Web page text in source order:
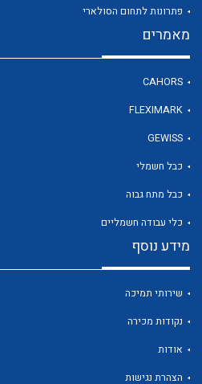
לכל מוצרי היצרן
פתרונות לתחום הסולארי
מאמרים
CAHORS
FLEXIMARK
GEWISS
כבל חשמלי
כבל מתח גבוה
כלי עבודה חשמליים
מידע נוסף
שירותי תמיכה
נקודות מכירה
אודות
הצהרת נגישות